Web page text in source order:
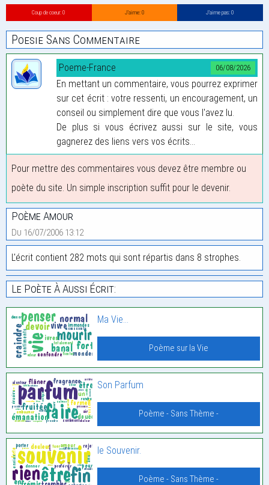
Coup de coeur: 0 J’aime: 0 J’aime pas: 0
Poesie Sans Commentaire
06/08/2026
Poeme-France
En mettant un commentaire, vous pourrez exprimer
sur cet écrit : votre ressenti, un encouragement, un
conseil ou simplement dire que vous l'avez lu.
De plus si vous écrivez aussi sur le site, vous
gagnerez des liens vers vos écrits...
Pour mettre des commentaires vous devez être membre ou
poète du site. Un simple inscription suffit pour le devenir.
Poème Amour
Du 16/07/2006 13:12
L'écrit contient 282 mots qui sont répartis dans 8 strophes.
Le Poète À Aussi Écrit:
Ma Vie…
Poème sur la Vie
Son Parfum
Poème - Sans Thème -
le Souvenir.
Poème - Sans Thème -